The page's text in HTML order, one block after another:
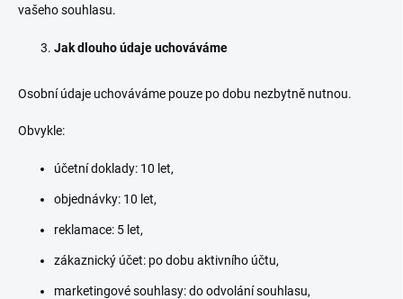
vašeho souhlasu.
Jak dlouho údaje uchováváme
Osobní údaje uchováváme pouze po dobu nezbytně nutnou.
Obvykle:
účetní doklady: 10 let,
objednávky: 10 let,
reklamace: 5 let,
zákaznický účet: po dobu aktivního účtu,
marketingové souhlasy: do odvolání souhlasu,